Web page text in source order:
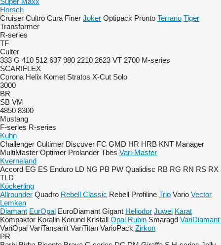
Horsch
Cruiser Cultro Cura Finer Joker Optipack Pronto Terrano Tiger
Transformer
R-series
TF
Culter
333 G 410 512 637 980 2210 2623 VT 2700 M-series
SCARIFLEX
Corona Helix Komet Stratos X-Cut Solo
3000
BR
SB VM
4850 8300
Mustang
F-series R-series
Kuhn
Challenger Cultimer Discover FC GMD HR HRB KNT Manager
MultiMaster Optimer Prolander Tbes Vari-Master
Kverneland
Accord EG ES Enduro LD NG PB PW Qualidisc RB RG RN RS RX
TLD
Köckerling
Allrounder Quadro Rebell Classic Rebell Profiline Trio Vario Vector
Lemken
Diamant EurOpal EuroDiamant Gigant Heliodor Juwel Karat
Kompaktor Koralin Korund Kristall Opal Rubin Smaragd VariDiamant
VariOpal VariTansanit VariTitan VarioPack Zirkon
PR